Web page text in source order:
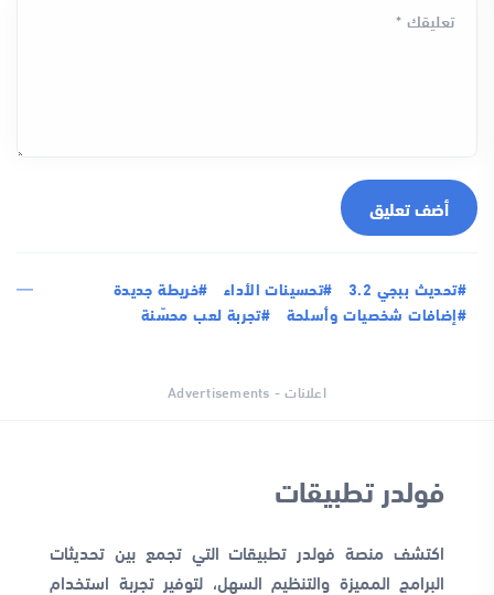
تعليقك *
أضف تعليق
#تحديث ببجي 3.2 #تحسينات الأداء
#خريطة جديدة
#إضافات شخصيات وأسلحة
#تجربة لعب محسّنة
اعلانات - Advertisements
فولدر تطبيقات
اكتشف منصة فولدر تطبيقات التي تجمع بين تحديثات
البرامج المميزة والتنظيم السهل، لتوفير تجربة استخدام